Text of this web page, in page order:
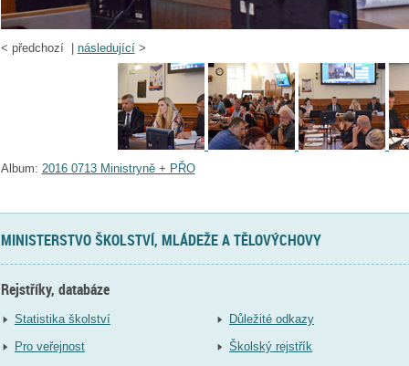
< předchozí | následující>
Album: 2016 0713 Ministryně + PŘO
MINISTERSTVO ŠKOLSTVÍ, MLÁDEŽE A TĚLOVÝCHOVY
Rejstříky, databáze
Statistika školství
Pro veřejnost
Důležité odkazy
Školský rejstřík